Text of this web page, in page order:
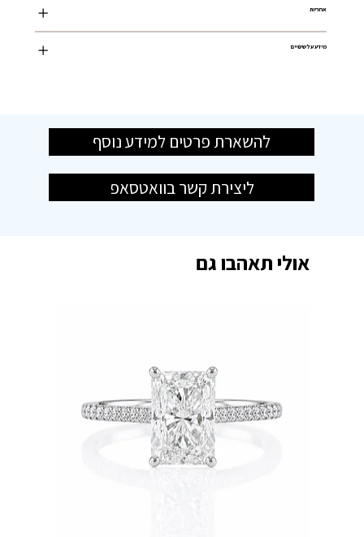
אחריות
מידע על שינויים
להשארת פרטים למידע נוסף
ליצירת קשר בוואטסאפ
אולי תאהבו גם